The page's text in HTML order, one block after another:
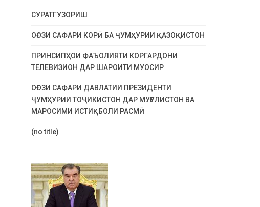
СУРАТГУЗОРИШ
ОҒОЗИ САФАРИ КОРӢ БА ҶУМҲУРИИ ҚАЗОҚИСТОН
ПРИНСИПҲОИ ФАЪОЛИЯТИ КОРГАРДОНИ
ТЕЛЕВИЗИОН ДАР ШАРОИТИ МУОСИР
ОҒОЗИ САФАРИ ДАВЛАТИИ ПРЕЗИДЕНТИ
ҶУМҲУРИИ ТОҶИКИСТОН ДАР МУҒУЛИСТОН ВА
МАРОСИМИ ИСТИҚБОЛИ РАСМӢ
(no title)